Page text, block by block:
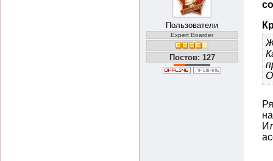
Пользователи
Expert Boarder
Постов: 127